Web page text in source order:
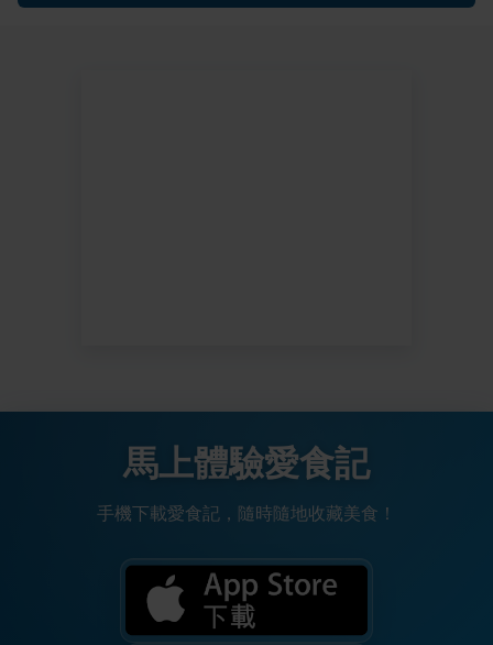
馬上體驗愛食記
手機下載愛食記，隨時隨地收藏美食！